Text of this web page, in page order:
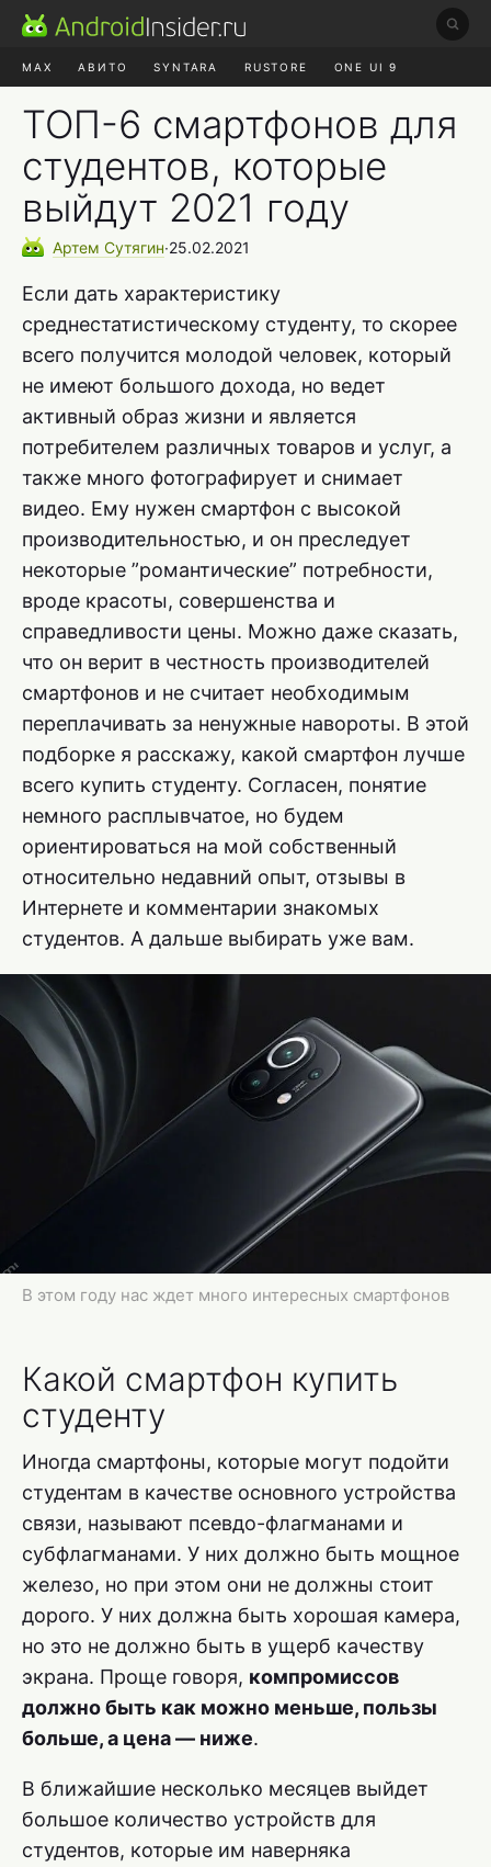
MAX АВИТО SYNTARA RUSTORE ONE UI 9
ТОП-6 смартфонов для
студентов, которые
выйдут 2021 году
Артем Сутягин∙25.02.2021
Если дать характеристику
среднестатистическому студенту, то скорее
всего получится молодой человек, который
не имеют большого дохода, но ведет
активный образ жизни и является
потребителем различных товаров и услуг, а
также много фотографирует и снимает
видео. Ему нужен смартфон с высокой
производительностью, и он преследует
некоторые ”романтические” потребности,
вроде красоты, совершенства и
справедливости цены. Можно даже сказать,
что он верит в честность производителей
смартфонов и не считает необходимым
переплачивать за ненужные навороты. В этой
подборке я расскажу, какой смартфон лучше
всего купить студенту. Согласен, понятие
немного расплывчатое, но будем
ориентироваться на мой собственный
относительно недавний опыт, отзывы в
Интернете и комментарии знакомых
студентов. А дальше выбирать уже вам.
В этом году нас ждет много интересных смартфонов
Какой смартфон купить
студенту
Иногда смартфоны, которые могут подойти
студентам в качестве основного устройства
связи, называют псевдо-флагманами и
субфлагманами. У них должно быть мощное
железо, но при этом они не должны стоит
дорого. У них должна быть хорошая камера,
но это не должно быть в ущерб качеству
экрана. Проще говоря, компромиссов
должно быть как можно меньше, пользы
больше, а цена — ниже.
В ближайшие несколько месяцев выйдет
большое количество устройств для
студентов, которые им наверняка